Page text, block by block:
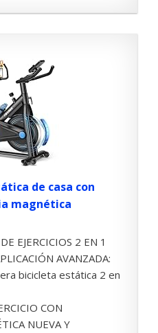
de casa con
magnética
EJERCICIOS 2 EN 1
AVANZADA:
bicicleta estática 2 en
CON
NUEVA Y